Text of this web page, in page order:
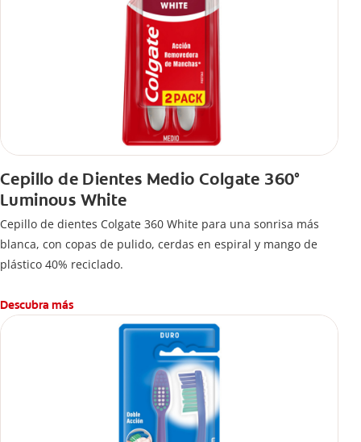
Cepillo de Dientes Medio Colgate 360°
Luminous White
Cepillo de dientes Colgate 360 White para una sonrisa más
blanca, con copas de pulido, cerdas en espiral y mango de
plástico 40% reciclado.
Descubra más